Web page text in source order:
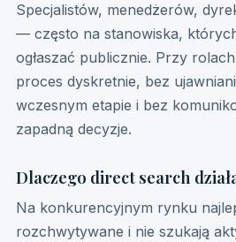
Specjalistów, menedżerów,
— często na stanowiska,
ogłaszać publicznie. Przy
proces dyskretnie, bez
wczesnym etapie i bez
zapadną decyzje.
Dlaczego direct search
Na konkurencyjnym rynku
rozchwytywane i nie szukają